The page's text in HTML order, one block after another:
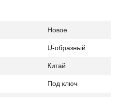
Новое
U-образный
Китай
Под ключ